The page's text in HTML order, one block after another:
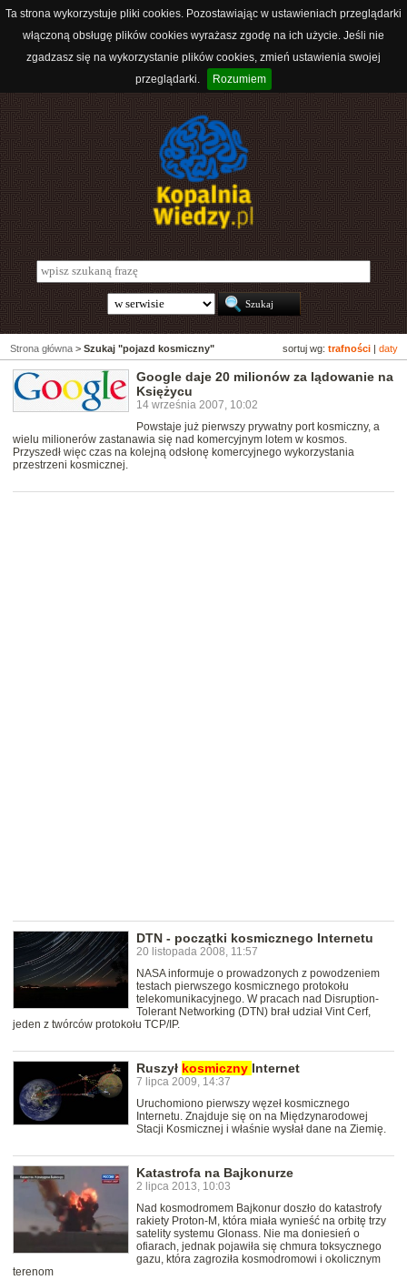
Ta strona wykorzystuje pliki cookies. Pozostawiając w ustawieniach przeglądarki
włączoną obsługę plików cookies wyrażasz zgodę na ich użycie. Jeśli nie
zgadzasz się na wykorzystanie plików cookies, zmień ustawienia swojej
przeglądarki.
Rozumiem
sortuj wg: trafności daty
Strona główna > Szukaj "pojazd kosmiczny"
Google daje 20 milionów za lądowanie na
Księżycu
14 września 2007, 10:02
Powstaje już pierwszy prywatny port kosmiczny, a
wielu milionerów zastanawia się nad komercyjnym lotem w kosmos.
Przyszedł więc czas na kolejną odsłonę komercyjnego wykorzystania
przestrzeni kosmicznej.
DTN - początki kosmicznego Internetu
20 listopada 2008, 11:57
NASA informuje o prowadzonych z powodzeniem
testach pierwszego kosmicznego protokołu
telekomunikacyjnego. W pracach nad Disruption-
Tolerant Networking (DTN) brał udział Vint Cerf,
jeden z twórców protokołu TCP/IP.
Ruszył kosmiczny Internet
7 lipca 2009, 14:37
Uruchomiono pierwszy węzeł kosmicznego
Internetu. Znajduje się on na Międzynarodowej
Stacji Kosmicznej i właśnie wysłał dane na Ziemię.
Katastrofa na Bajkonurze
2 lipca 2013, 10:03
Nad kosmodromem Bajkonur doszło do katastrofy
rakiety Proton-M, która miała wynieść na orbitę trzy
satelity systemu Glonass. Nie ma doniesień o
ofiarach, jednak pojawiła się chmura toksycznego
gazu, która zagroziła kosmodromowi i okolicznym
terenom